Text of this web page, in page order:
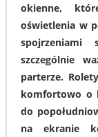
okienne,
oświetlenia w
spojrzeniami
szczególnie
parterze.
komfortowo o
do
na ekranie